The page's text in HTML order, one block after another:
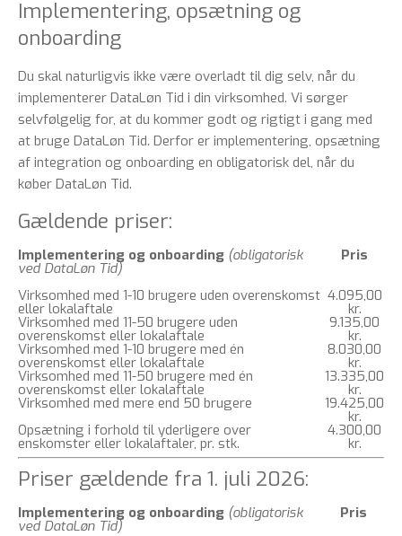
Implementering, opsætning og
onboarding
Du skal naturligvis ikke være overladt til dig selv, når du
implementerer DataLøn Tid i din virksomhed. Vi sørger
selvfølgelig for, at du kommer godt og rigtigt i gang med
at bruge DataLøn Tid. Derfor er implementering, opsætning
af integration og onboarding en obligatorisk del, når du
køber DataLøn Tid.
Gældende priser:
Implementering og onboarding (obligatorisk
ved DataLøn Tid)
Pris
Virksomhed med 1-10 brugere uden overenskomst
eller lokalaftale
4.095,00
kr.
Virksomhed med 11-50 brugere uden
overenskomst eller lokalaftale
9.135,00
kr.
Virksomhed med 1-10 brugere med én
overenskomst eller lokalaftale
8.030,00
kr.
Virksomhed med 11-50 brugere med én
overenskomst eller lokalaftale
13.335,00
kr.
Virksomhed med mere end 50 brugere 19.425,00
kr.
Opsætning i forhold til yderligere over
enskomster eller lokalaftaler, pr. stk.
4.300,00
kr.
Priser gældende fra 1. juli 2026:
Implementering og onboarding (obligatorisk
ved DataLøn Tid)
Pris